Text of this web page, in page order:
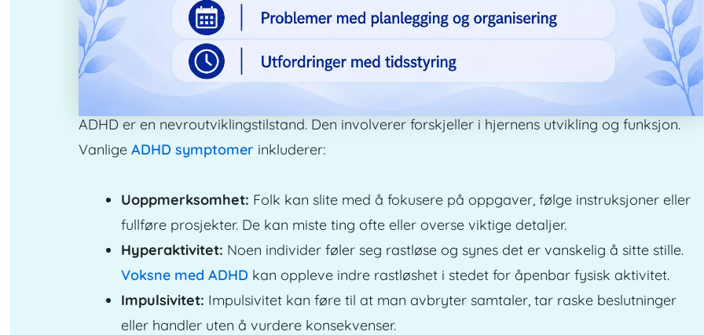
ADHD er en nevroutviklingstilstand. Den involverer forskjeller i hjernens utvikling og funksjon.
VanligeADHD symptomer inkluderer:
Uoppmerksomhet: Folk kan slite med å fokusere på oppgaver, følge instruksjoner eller
fullføre prosjekter. De kan miste ting ofte eller overse viktige detaljer.
Hyperaktivitet: Noen individer føler seg rastløse og synes det er vanskelig å sitte stille.
Voksne med ADHD kan oppleve indre rastløshet i stedet for åpenbar fysisk aktivitet.
Impulsivitet: Impulsivitet kan føre til at man avbryter samtaler, tar raske beslutninger
eller handler uten å vurdere konsekvenser.